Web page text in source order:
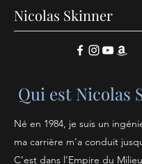
Nicolas Skinner
Qui est Nicolas
Né en 1984, je suis un
ma carrière m’a conduit
C’est dans l’Empire du